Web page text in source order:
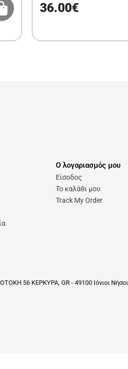
36.00€
Ο λογαριασμός μου
Είσοδος
Το καλάθι μου
Track My Order
56 ΚΕΡΚΥΡΑ, GR - 49100 Ιόνιοι Νήσοι